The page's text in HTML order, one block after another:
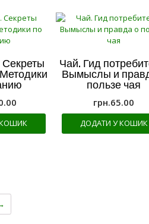
Чай. Гид
Вымыслы и
пользе чая
грн.65.00
ДОДАТИ У КОШИК